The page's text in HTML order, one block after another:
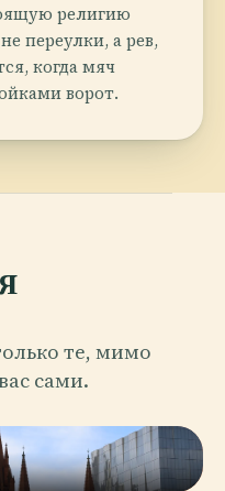
религию
переулки, а рев,
когда мяч
ворот.
те, мимо
сами.